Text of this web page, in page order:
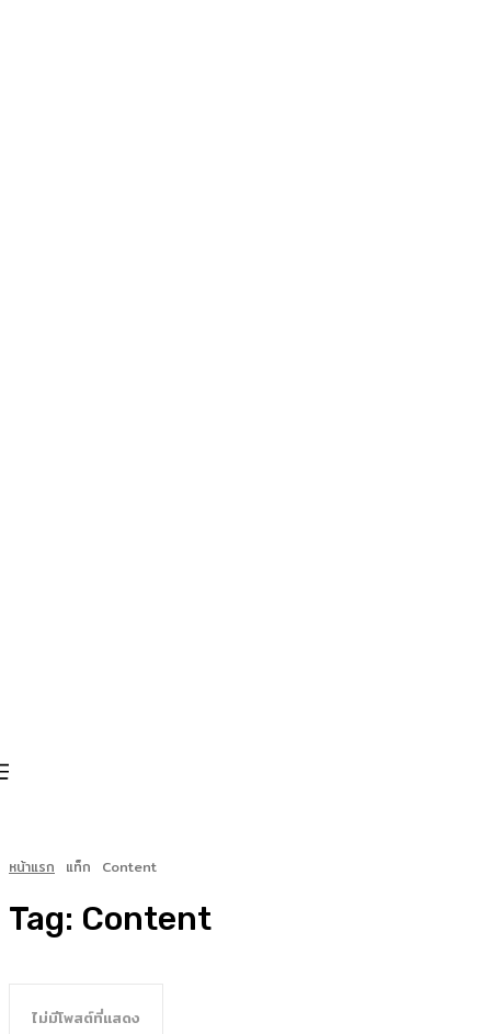
หน้าแรก แท็ก Content
Tag: Content
ไม่มีโพสต์ที่แสดง